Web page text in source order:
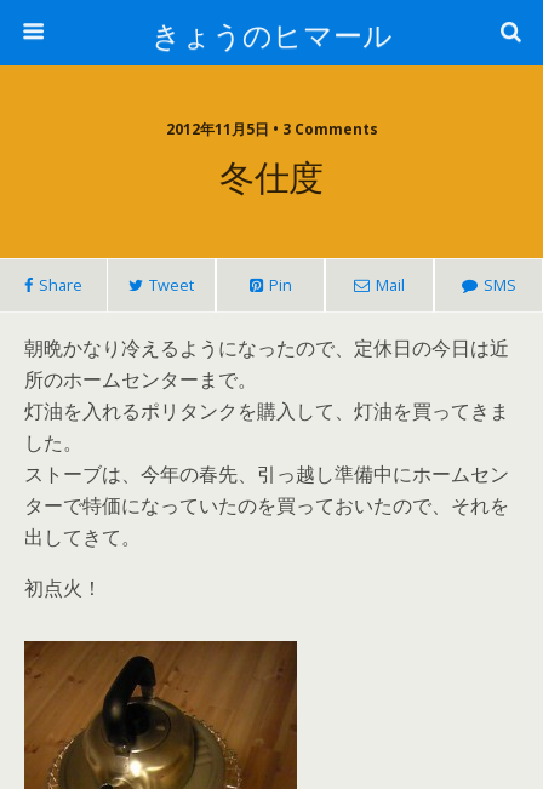
きょうのヒマール
2012年11月5日 • 3 Comments
冬仕度
Share Tweet Pin Mail SMS
朝晩かなり冷えるようになったので、定休日の今日は近
所のホームセンターまで。
灯油を入れるポリタンクを購入して、灯油を買ってきま
した。
ストーブは、今年の春先、引っ越し準備中にホームセン
ターで特価になっていたのを買っておいたので、それを
出してきて。
初点火！